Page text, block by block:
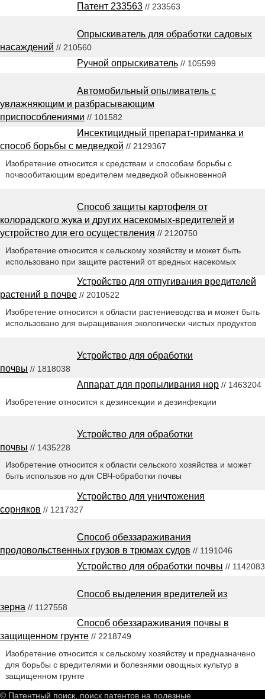
Патент 233563 // 233563
Опрыскиватель для обработки садовых
насаждений // 210560
Ручной опрыскиватель // 105599
Автомобильный опыливатель с
увлажняющим и разбрасывающим
приспособлениями // 101582
Инсектицидный препарат-приманка и
способ борьбы с медведкой // 2129367
Изобретение относится к средствам и способам борьбы с
почвообитающим вредителем медведкой обыкновенной
Способ защиты картофеля от
колорадского жука и других насекомых-вредителей и
устройство для его осуществления // 2120750
Изобретение относится к сельскому хозяйству и может быть
использовано при защите растений от вредных насекомых
Устройство для отпугивания вредителей
растений в почве // 2010522
Изобретение относится к области растениеводства и может быть
использовано для выращивания экологически чистых продуктов
Устройство для обработки
почвы // 1818038
Аппарат для пропыливания нор // 1463204
Изобретение относится к дезинсекции и дезинфекции
Устройство для обработки
почвы // 1435228
Изобретение относится к области сельского хозяйства и может
быть использов но для СВЧ-обработки почвы
Устройство для уничтожения
сорняков // 1217327
Способ обеззараживания
продовольственных грузов в трюмах судов // 1191046
Устройство для обработки почвы // 1142083
Способ выделения вредителей из
зерна // 1127558
Способ обеззараживания почвы в
защищенном грунте // 2218749
Изобретение относится к сельскому хозяйству и предназначено
для борьбы с вредителями и болезнями овощных культур в
защищенном грунте
© Патентный поиск, поиск патентов на полезные